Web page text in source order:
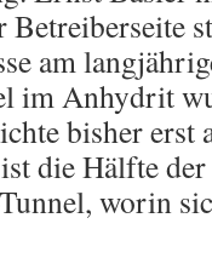
Betreiberseite
am
im Anhydrit
bisher erst
die Hälfte
worin